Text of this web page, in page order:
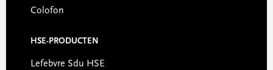
Colofon
HSE-PRODUCTEN
Lefebvre Sdu HSE